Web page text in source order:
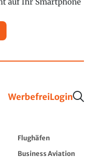
WerbefreiLogin
Flughäfen
Business Aviation